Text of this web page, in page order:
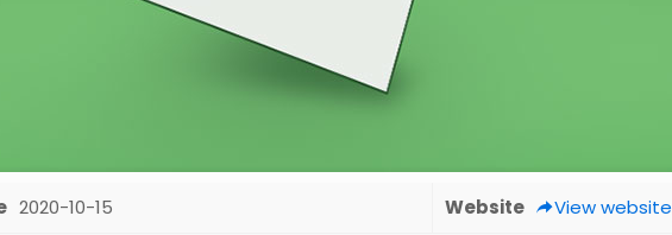
2020-10-15 Website View website